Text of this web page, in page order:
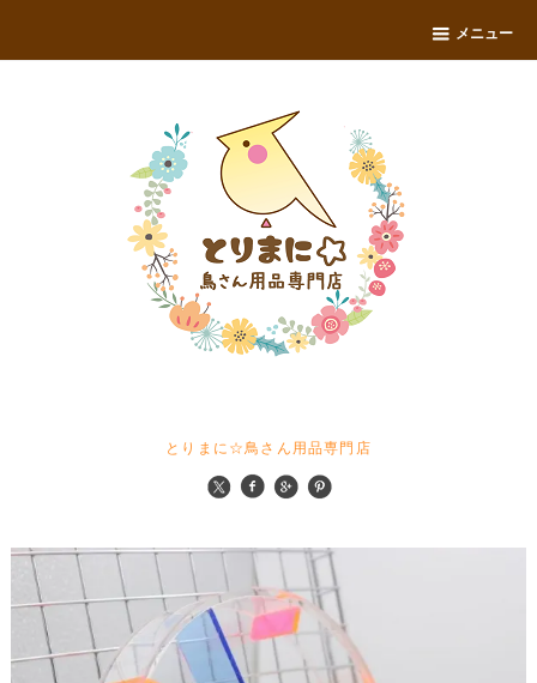
メニュー
とりまに☆鳥さん用品専門店